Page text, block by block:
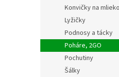
Konvičky na mlieko
Lyžičky
Podnosy a tácky
Poháre, 2GO
Pochutiny
Šálky